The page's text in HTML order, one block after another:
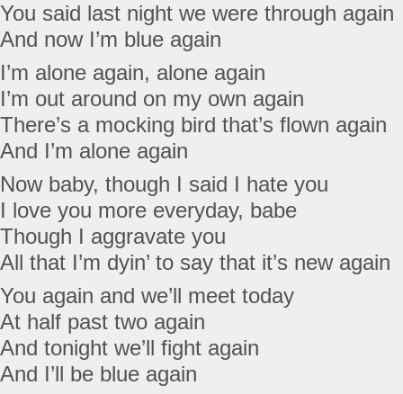
You said last night we were through again
And now I’m blue again
I’m alone again, alone again
I’m out around on my own again
There’s a mocking bird that’s flown again
And I’m alone again
Now baby, though I said I hate you
I love you more everyday, babe
Though I aggravate you
All that I’m dyin’ to say that it’s new again
You again and we’ll meet today
At half past two again
And tonight we’ll fight again
And I’ll be blue again